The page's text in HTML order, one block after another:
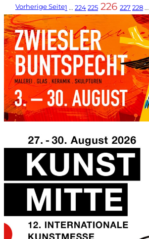
Vorherige Seite1 … 224225 226 227228…